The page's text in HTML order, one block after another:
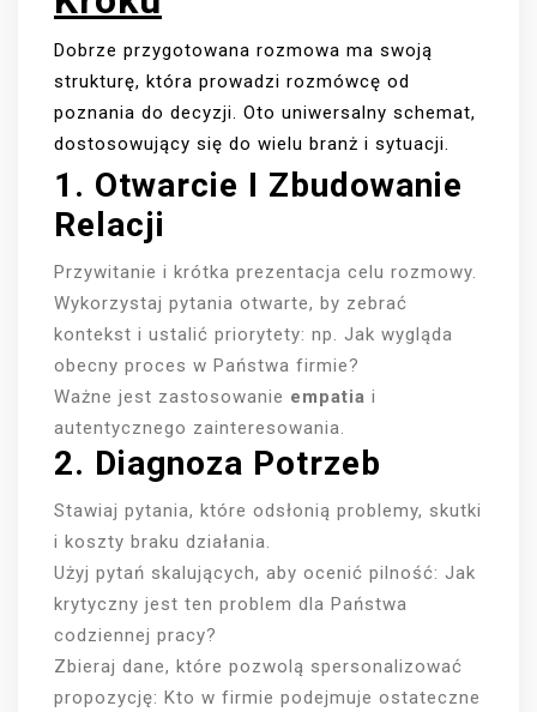
Dobrze przygotowana rozmowa ma swoją
strukturę, która prowadzi rozmówcę od
poznania do decyzji. Oto uniwersalny schemat,
dostosowujący się do wielu branż i sytuacji.
1. Otwarcie I Zbudowanie
Relacji
Przywitanie i krótka prezentacja celu rozmowy.
Wykorzystaj pytania otwarte, by zebrać
kontekst i ustalić priorytety: np. Jak wygląda
obecny proces w Państwa firmie?
Ważne jest zastosowanie empatia i
autentycznego zainteresowania.
2. Diagnoza Potrzeb
Stawiaj pytania, które odsłonią problemy, skutki
i koszty braku działania.
Użyj pytań skalujących, aby ocenić pilność: Jak
krytyczny jest ten problem dla Państwa
codziennej pracy?
Zbieraj dane, które pozwolą spersonalizować
propozycję: Kto w firmie podejmuje ostateczne